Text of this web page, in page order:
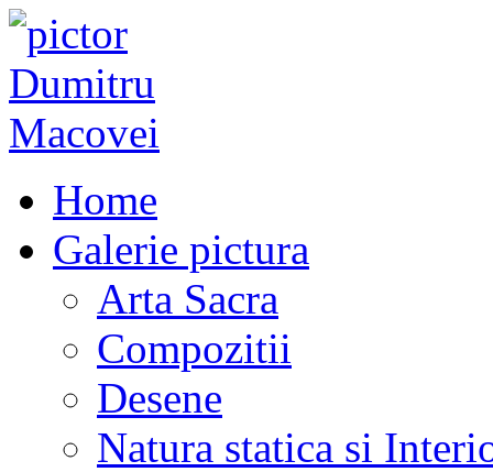
Home
Galerie pictura
Arta Sacra
Compozitii
Desene
Natura statica si